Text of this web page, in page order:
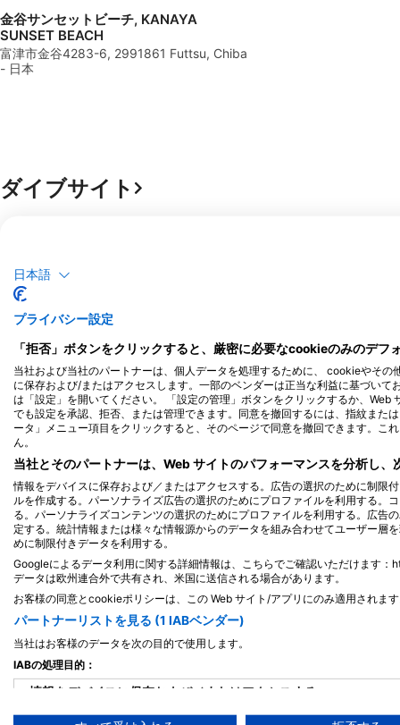
金谷サンセットビーチ, KANAYA
SUNSET BEACH
富津市金谷4283-6, 2991861 Futtsu, Chiba
- 日本
ダイブサイト
SSI Service Center Japan, 101-0051 Chiyoda-ku
Nishikawana One(★3.6)
房総半島館山の先端に位置するスポット。ボートダイ
は岩礁やゴロタ石、砂地が入り交じった地形になって
いる。時として流れが速くなるため注意が必要であ
る。水底には急な流れの時に掴まることができるよう
にロープやチェーンが設置されている。メインポイン
トはV字型に切れ込んだ谷のような地形の根で、その周
辺に多くの魚が集まる。西川名の魅力はその魚たちが
超えるヒゲダイが群れで住み着いている。
日本語
プライバシー設定
「拒否」ボタンをクリックすると、厳密に必要なcookieのみのデフ
当社および当社のパートナーは、個人データを処理するために、 cookieやそ
に保存および/またはアクセスします。一部のベンダーは正当な利益に基づい
は「設定」を開いてください。 「設定の管理」ボタンをクリックするか、
でも設定を承認、拒否、または管理できます。同意を撤回するには、指紋また
ータ」メニュー項目をクリックすると、そのページで同意を撤回できます。こ
ん。
当社とそのパートナーは、Web サイトのパフォーマンスを分析し、
情報をデバイスに保存および／またはアクセスする。広告の選択のために制限
ルを作成する。パーソナライズ広告の選択のためにプロファイルを利用する。
る。パーソナライズコンテンツの選択のためにプロファイルを利用する。広告
定する。統計情報または様々な情報源からのデータを組み合わせてユーザー層
めに制限付きデータを利用する。
Googleによるデータ利用に関する詳細情報は、こちらでご確認いただけます
データは欧州連合外で共有され、米国に送信される場合があります。
お客様の同意とcookieポリシーは、この Web サイト/アプリにのみ適用されます
パートナーリストを見る (1 IABベンダー)
当社はお客様のデータを次の目的で使用します。
IABの処理目的：
情報をデバイスに保存および／またはアクセスする